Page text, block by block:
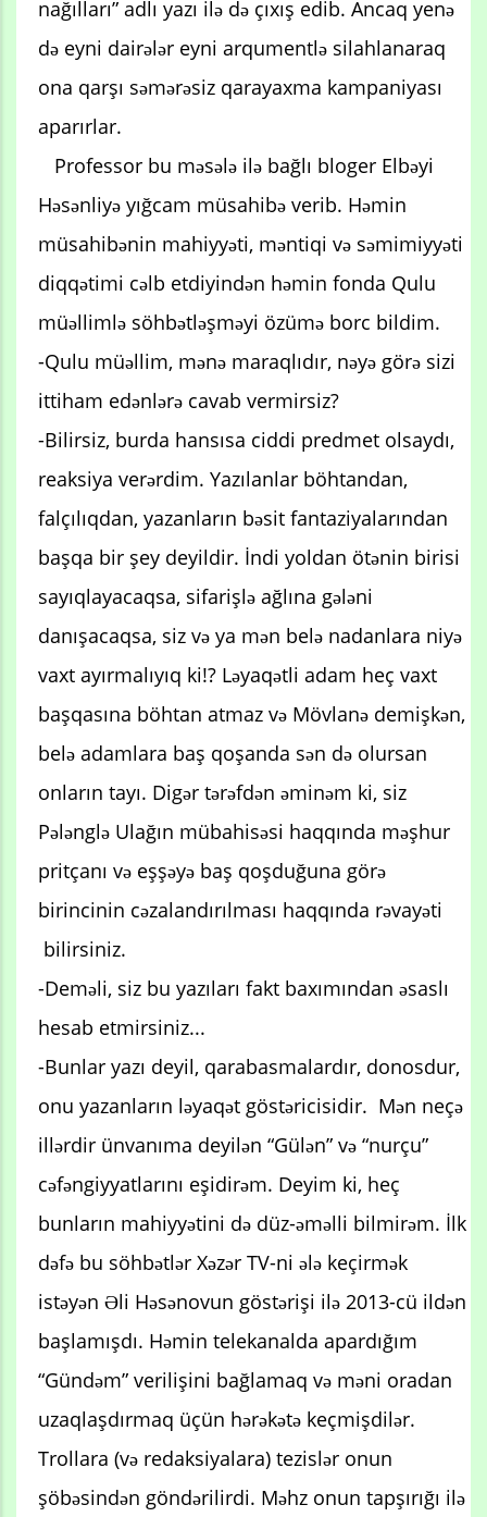
nağılları” adlı yazı ilə də çıxış edib. Ancaq yenə
də eyni dairələr eyni arqumentlə silahlanaraq
ona qarşı səmərəsiz qarayaxma kampaniyası
aparırlar.
Professor bu məsələ ilə bağlı bloger Elbəyi
Həsənliyə yığcam müsahibə verib. Həmin
müsahibənin mahiyyəti, məntiqi və səmimiyyəti
diqqətimi cəlb etdiyindən həmin fonda Qulu
müəllimlə söhbətləşməyi özümə borc bildim.
-Qulu müəllim, mənə maraqlıdır, nəyə görə sizi
ittiham edənlərə cavab vermirsiz?
-Bilirsiz, burda hansısa ciddi predmet olsaydı,
reaksiya verərdim. Yazılanlar böhtandan,
falçılıqdan, yazanların bəsit fantaziyalarından
başqa bir şey deyildir. İndi yoldan ötənin birisi
sayıqlayacaqsa, sifarişlə ağlına gələni
danışacaqsa, siz və ya mən belə nadanlara niyə
vaxt ayırmalıyıq ki!? Ləyaqətli adam heç vaxt
başqasına böhtan atmaz və Mövlanə demişkən,
belə adamlara baş qoşanda sən də olursan
onların tayı. Digər tərəfdən əminəm ki, siz
Pələnglə Ulağın mübahisəsi haqqında məşhur
pritçanı və eşşəyə baş qoşduğuna görə
birincinin cəzalandırılması haqqında rəvayəti
bilirsiniz.
-Deməli, siz bu yazıları fakt baxımından əsaslı
hesab etmirsiniz...
-Bunlar yazı deyil, qarabasmalardır, donosdur,
onu yazanların ləyaqət göstəricisidir. Mən neçə
illərdir ünvanıma deyilən “Gülən” və “nurçu”
cəfəngiyyatlarını eşidirəm. Deyim ki, heç
bunların mahiyyətini də düz-əməlli bilmirəm. İlk
dəfə bu söhbətlər Xəzər TV-ni ələ keçirmək
istəyən Əli Həsənovun göstərişi ilə 2013-cü ildən
başlamışdı. Həmin telekanalda apardığım
“Gündəm” verilişini bağlamaq və məni oradan
uzaqlaşdırmaq üçün hərəkətə keçmişdilər.
Trollara (və redaksiyalara) tezislər onun
şöbəsindən göndərilirdi. Məhz onun tapşırığı ilə